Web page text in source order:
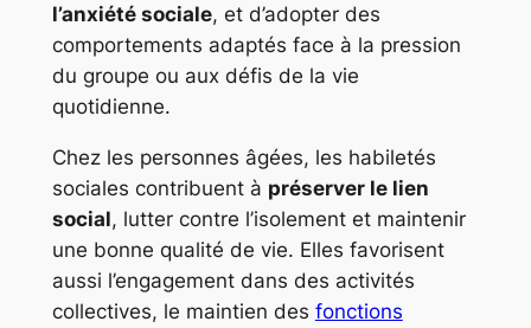
l’anxiété sociale, et d’adopter des
comportements adaptés face à la pression
du groupe ou aux défis de la vie
quotidienne.
Chez les personnes âgées, les habiletés
sociales contribuent à préserver le lien
social, lutter contre l’isolement et maintenir
une bonne qualité de vie. Elles favorisent
aussi l’engagement dans des activités
collectives, le maintien des fonctions